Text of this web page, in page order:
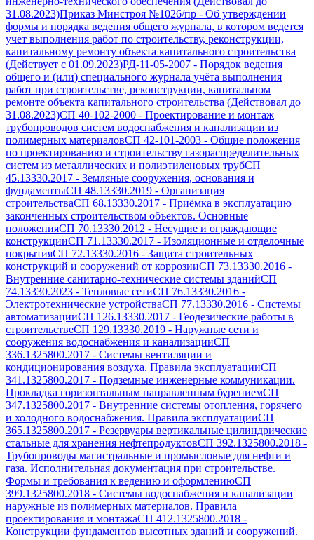
31.08.2023)Приказ Минстроя №1026/пр - Об утверждении
формы и порядка ведения общего журнала, в котором ведется
учет выполнения работ по строительству, реконструкции,
капитальному ремонту объекта капитального строительства
(Действует с 01.09.2023)РД-11-05-2007 - Порядок ведения
общего и (или) специального журнала учёта выполнения
работ при строительстве, реконструкции, капитальном
ремонте объекта капитального строительства (Действовал до
31.08.2023)СП 40-102-2000 - Проектирование и монтаж
трубопроводов систем водоснабжения и канализации из
полимерных материаловСП 42-101-2003 - Общие положения
по проектированию и строительству газораспределительных
систем из металлических и полиэтиленовых трубСП
45.13330.2017 - Земляные сооружения, основания и
фундаментыСП 48.13330.2019 - Организация
строительстваСП 68.13330.2017 - Приёмка в эксплуатацию
законченных строительством объектов. Основные
положенияСП 70.13330.2012 - Несущие и ограждающие
конструкцииСП 71.13330.2017 - Изоляционные и отделочные
покрытияСП 72.13330.2016 - Защита строительных
конструкций и сооружений от коррозииСП 73.13330.2016 -
Внутренние санитарно-технические системы зданийСП
74.13330.2023 - Тепловые сетиСП 76.13330.2016 -
Электротехнические устройстваСП 77.13330.2016 - Системы
автоматизацииСП 126.13330.2017 - Геодезические работы в
строительствеСП 129.13330.2019 - Наружные сети и
сооружения водоснабжения и канализацииСП
336.1325800.2017 - Системы вентиляции и
кондиционирования воздуха. Правила эксплуатацииСП
341.1325800.2017 - Подземные инженерные коммуникации.
Прокладка горизонтальным направленным бурениемСП
347.1325800.2017 - Внутренние системы отопления, горячего
и холодного водоснабжения. Правила эксплуатацииСП
365.1325800.2017 - Резервуары вертикальные цилиндрические
стальные для хранения нефтепродуктовСП 392.1325800.2018 -
Трубопроводы магистральные и промысловые для нефти и
газа. Исполнительная документация при строительстве.
Формы и требования к ведению и оформлениюСП
399.1325800.2018 - Системы водоснабжения и канализации
наружные из полимерных материалов. Правила
проектирования и монтажаСП 412.1325800.2018 -
Конструкции фундаментов высотных зданий и сооружений.